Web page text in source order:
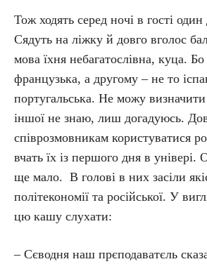
Тож ходять серед ночі в гості
Сядуть на ліжку й довго вголос
мова їхня небагатослівна, куца.
французька, а другому – не то
португальська. Не можу визначити
іншої не знаю, лиш догадуюсь.
співрозмовникам користуватися
вчать їх із першого дня в універі.
ще мало. В голові в них засіли
політекономії та російської. У
цю кашу слухати:
– Сєводня наш прєподаватєль